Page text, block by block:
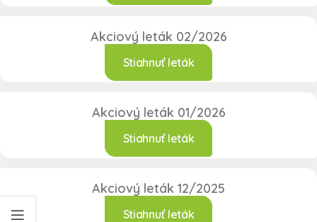
Akciový leták 02/2026
Stiahnuť leták
Akciový leták 01/2026
Stiahnuť leták
Akciový leták 12/2025
Stiahnuť leták